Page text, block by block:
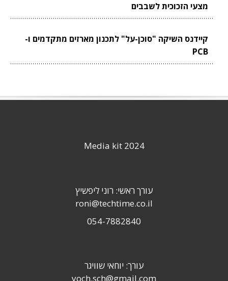
מצעי הזכוכית לשבבים
קיידנס השיקה "סוכן-על" לתכנון מארזים מתקדמים ו-
PCB
Media kit 2024
עורך ראשי: רוני ליפשיץ
roni@techtime.co.il
054-7882840
עורך: יוחאי שוויגר
yoch.sch@gmail.com